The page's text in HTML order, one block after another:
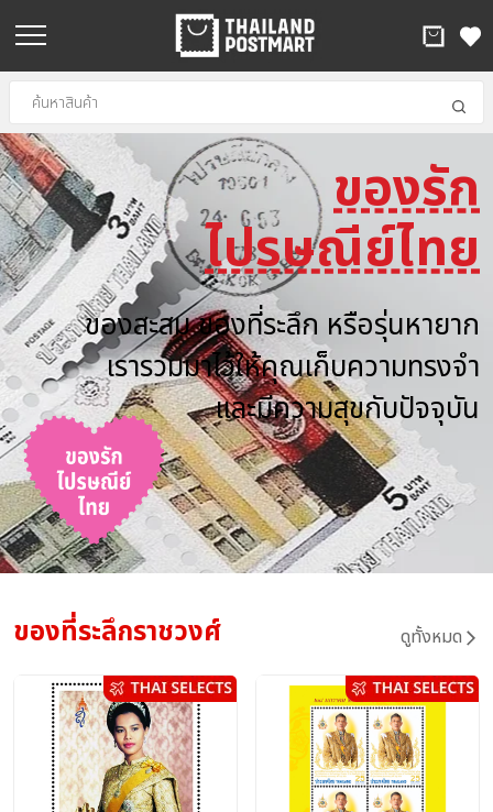
. ของรัก
ไปรษณีย์ไทย
ของสะสม ของที่ระลึก หรือรุ่นหายาก
เรารวมมาไว้ให้คุณเก็บความทรงจำ
และมีความสุขกับปัจจุบัน
ของที่ระลึกราชวงศ์ ดูทั้งหมด